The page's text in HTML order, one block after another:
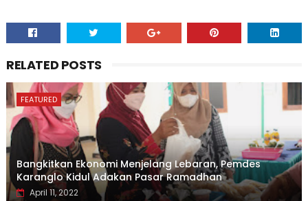
RELATED POSTS
FEATURED
Bangkitkan Ekonomi Menjelang Lebaran, Pemdes
Karanglo Kidul Adakan Pasar Ramadhan
April 11, 2022